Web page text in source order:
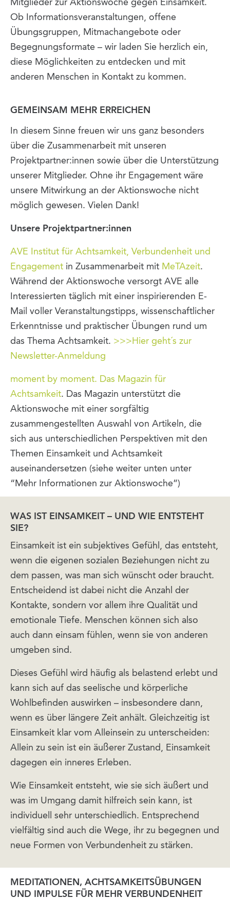
Mitglieder zur Aktionswoche gegen Einsamkeit.
Ob Informationsveranstaltungen, offene
Übungsgruppen, Mitmachangebote oder
Begegnungsformate – wir laden Sie herzlich ein,
diese Möglichkeiten zu entdecken und mit
anderen Menschen in Kontakt zu kommen.
GEMEINSAM MEHR ERREICHEN
In diesem Sinne freuen wir uns ganz besonders
über die Zusammenarbeit mit unseren
Projektpartner:innen sowie über die Unterstützung
unserer Mitglieder. Ohne ihr Engagement wäre
unsere Mitwirkung an der Aktionswoche nicht
möglich gewesen. Vielen Dank!
Unsere Projektpartner:innen
AVE Institut für Achtsamkeit, Verbundenheit und
Engagement in Zusammenarbeit mit MeTAzeit.
Während der Aktionswoche versorgt AVE alle
Interessierten täglich mit einer inspirierenden E-
Mail voller Veranstaltungstipps, wissenschaftlicher
Erkenntnisse und praktischer Übungen rund um
das Thema Achtsamkeit. >>>Hier geht´s zur
Newsletter-Anmeldung
moment by moment. Das Magazin für
Achtsamkeit. Das Magazin unterstützt die
Aktionswoche mit einer sorgfältig
zusammengestellten Auswahl von Artikeln, die
sich aus unterschiedlichen Perspektiven mit den
Themen Einsamkeit und Achtsamkeit
auseinandersetzen (siehe weiter unten unter
“Mehr Informationen zur Aktionswoche”)
WAS IST EINSAMKEIT – UND WIE ENTSTEHT
SIE?
Einsamkeit ist ein subjektives Gefühl, das entsteht,
wenn die eigenen sozialen Beziehungen nicht zu
dem passen, was man sich wünscht oder braucht.
Entscheidend ist dabei nicht die Anzahl der
Kontakte, sondern vor allem ihre Qualität und
emotionale Tiefe. Menschen können sich also
auch dann einsam fühlen, wenn sie von anderen
umgeben sind.
Dieses Gefühl wird häufig als belastend erlebt und
kann sich auf das seelische und körperliche
Wohlbefinden auswirken – insbesondere dann,
wenn es über längere Zeit anhält. Gleichzeitig ist
Einsamkeit klar vom Alleinsein zu unterscheiden:
Allein zu sein ist ein äußerer Zustand, Einsamkeit
dagegen ein inneres Erleben.
Wie Einsamkeit entsteht, wie sie sich äußert und
was im Umgang damit hilfreich sein kann, ist
individuell sehr unterschiedlich. Entsprechend
vielfältig sind auch die Wege, ihr zu begegnen und
neue Formen von Verbundenheit zu stärken.
MEDITATIONEN, ACHTSAMKEITSÜBUNGEN
UND IMPULSE FÜR MEHR VERBUNDENHEIT